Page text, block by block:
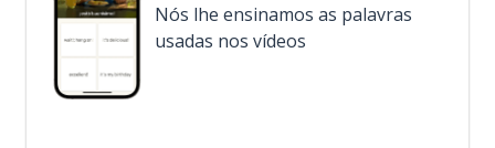
Nós lhe ensinamos as palavras
usadas nos vídeos